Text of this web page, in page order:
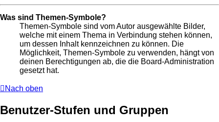
Was sind Themen-Symbole?
Themen-Symbole sind vom Autor ausgewählte Bilder,
welche mit einem Thema in Verbindung stehen können,
um dessen Inhalt kennzeichnen zu können. Die
Möglichkeit, Themen-Symbole zu verwenden, hängt von
deinen Berechtigungen ab, die die Board-Administration
gesetzt hat.
Nach oben
Benutzer-Stufen und Gruppen